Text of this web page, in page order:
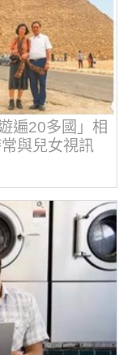
遍20多國」相
與兒女視訊